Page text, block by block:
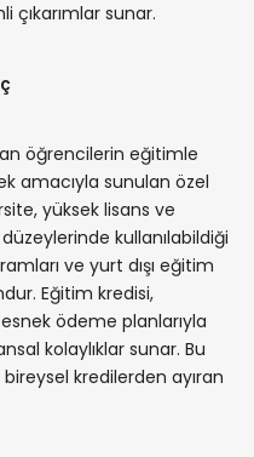
sunar.
öğrencilerin eğitimle
amacıyla sunulan özel
yüksek lisans ve
kullanılabildiği
ve yurt dışı eğitim
Eğitim kredisi,
ödeme planlarıyla
kolaylıklar sunar. Bu
kredilerden ayıran